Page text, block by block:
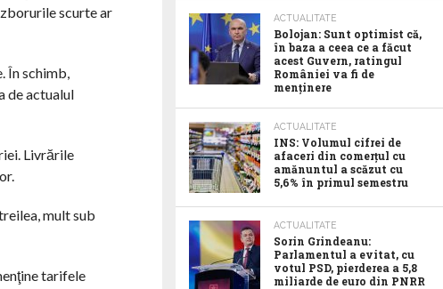
scurte ar
În schimb,
de actualul
Livrările
mult sub
tarifele
ACTUALITATE
Bolojan: Sunt optimist că,
în baza a ceea ce a făcut
acest Guvern, ratingul
României va fi de
menținere
ACTUALITATE
INS: Volumul cifrei de
afaceri din comerțul cu
amănuntul a scăzut cu
5,6% în primul semestru
ACTUALITATE
Sorin Grindeanu:
Parlamentul a evitat, cu
votul PSD, pierderea a 5,8
miliarde de euro din PNRR